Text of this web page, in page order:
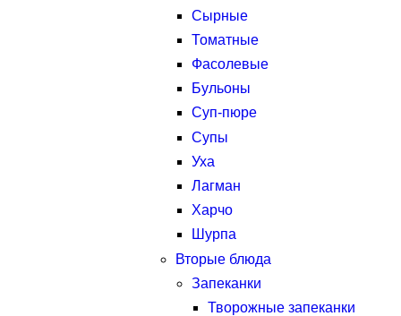
Сырные
Томатные
Фасолевые
Бульоны
Суп-пюре
Супы
Уха
Лагман
Харчо
Шурпа
Вторые блюда
Запеканки
Творожные запеканки